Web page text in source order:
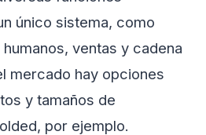
único sistema, como
ventas y cadena
mercado hay opciones
y tamaños de
por ejemplo.